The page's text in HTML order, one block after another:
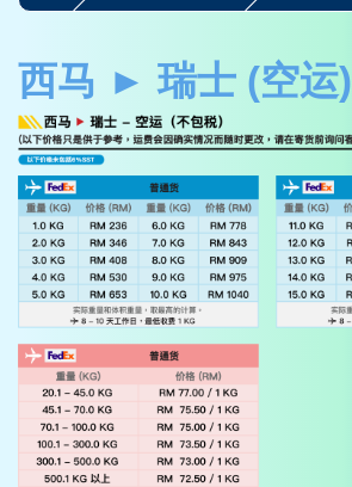
西马 ► 瑞士 (空运)